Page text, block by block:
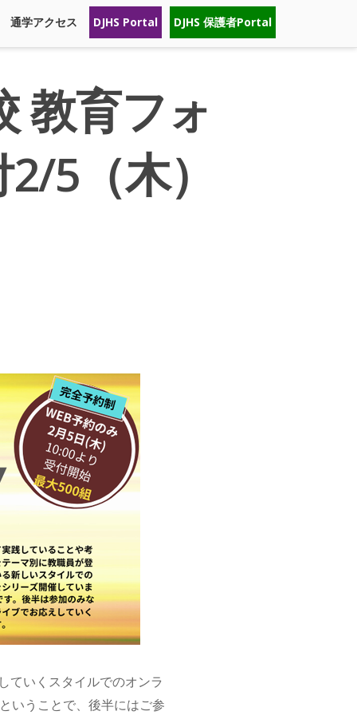
通学アクセス DJHS Portal DJHS 保護者Portal
教育フォ
5（木）
ていくスタイルでのオンラ
いうことで、後半にはご参